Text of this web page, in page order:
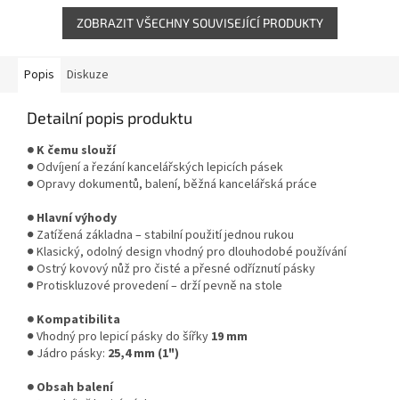
kancelář...
ZOBRAZIT VŠECHNY SOUVISEJÍCÍ PRODUKTY
Popis Diskuze
Detailní popis produktu
● K čemu slouží
● Odvíjení a řezání kancelářských lepicích pásek
● Opravy dokumentů, balení, běžná kancelářská práce
● Hlavní výhody
● Zatížená základna – stabilní použití jednou rukou
● Klasický, odolný design vhodný pro dlouhodobé používání
● Ostrý kovový nůž pro čisté a přesné odříznutí pásky
● Protiskluzové provedení – drží pevně na stole
● Kompatibilita
● Vhodný pro lepicí pásky do šířky 19 mm
● Jádro pásky: 25,4 mm (1")
● Obsah balení